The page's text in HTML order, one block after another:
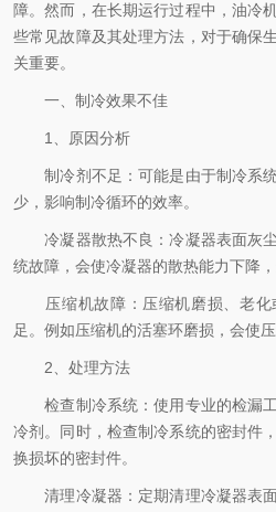
障。然而，在长期运行过程中，油冷
些常见故障及其处理方法，对于确保
关重要。
一、制冷效果不佳
1、原因分析
制冷剂不足：可能是由于制冷系统
少，影响制冷循环的效率。
冷凝器散热不良：冷凝器表面灰尘
统故障，会使冷凝器的散热能力下降
压缩机故障：压缩机磨损、老化
足。例如压缩机的活塞环磨损，会使
2、处理方法
检查制冷系统：使用专业的检漏工
冷剂。同时，检查制冷系统的密封件
换损坏的密封件。
清理冷凝器：定期清理冷凝器表面